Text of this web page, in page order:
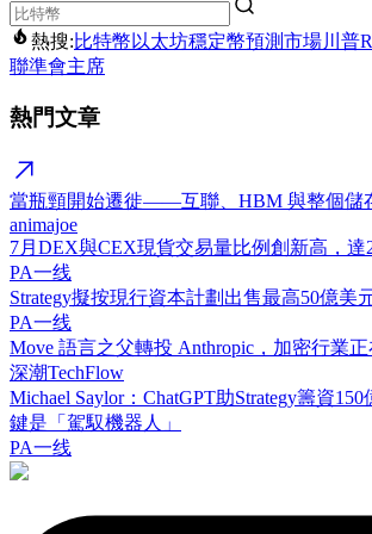
熱搜:比特幣 以太坊穩定幣預測市場川普
聯準會主席
熱門文章
當瓶頸開始遷徙——互聯、HBM 與整個儲
animajoe
7月DEX與CEX現貨交易量比例創新高，達
PA一线
Strategy擬按現行資本計劃出售最高50億美
PA一线
Move 語言之父轉投 Anthropic，加密行業
深潮TechFlow
Michael Saylor：ChatGPT助Strategy籌資
鍵是「駕馭機器人」
PA一线